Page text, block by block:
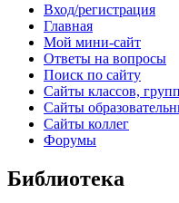
Вход/регистрация
Главная
Мой мини-сайт
Ответы на вопросы
Поиск по сайту
Сайты классов,
Сайты
Сайты коллег
Форумы
Библиотека